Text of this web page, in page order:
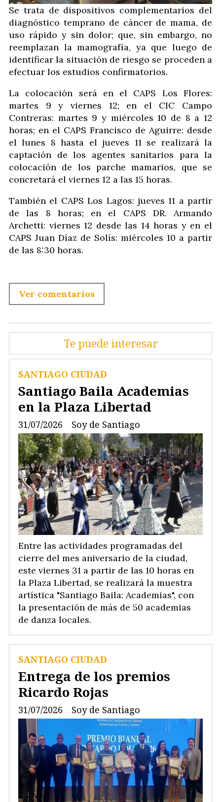
Se trata de dispositivos complementarios del
diagnóstico temprano de cáncer de mama, de
uso rápido y sin dolor; que, sin embargo, no
reemplazan la mamografía, ya que luego de
identificar la situación de riesgo se proceden a
efectuar los estudios confirmatorios.
La colocación será en el CAPS Los Flores:
martes 9 y viernes 12; en el CIC Campo
Contreras: martes 9 y miércoles 10 de 8 a 12
horas; en el CAPS Francisco de Aguirre: desde
el lunes 8 hasta el jueves 11 se realizará la
captación de los agentes sanitarios para la
colocación de los parche mamarios, que se
concretará el viernes 12 a las 15 horas.
También el CAPS Los Lagos: jueves 11 a partir
de las 8 horas; en el CAPS DR. Armando
Archetti: viernes 12 desde las 14 horas y en el
CAPS Juan Díaz de Solís: miércoles 10 a partir
de las 8:30 horas.
Ver comentarios
Te puede interesar
Santiago Baila Academias
en la Plaza Libertad
Soy de Santiago
SANTIAGO CIUDAD
31/07/2026
Entre las actividades programadas del
cierre del mes aniversario de la ciudad,
este viernes 31 a partir de las 10 horas en
la Plaza Libertad, se realizará la muestra
artística "Santiago Baila: Academias", con
la presentación de más de 50 academias
de danza locales.
Entrega de los premios
Ricardo Rojas
Soy de Santiago
SANTIAGO CIUDAD
31/07/2026